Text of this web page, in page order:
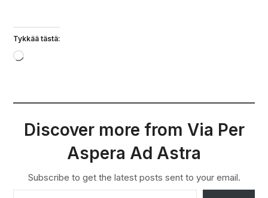
Tykkää tästä:
Loading…
Discover more from Via Per
Aspera Ad Astra
Subscribe to get the latest posts sent to your email.
TYPE YOUR EMAIL…